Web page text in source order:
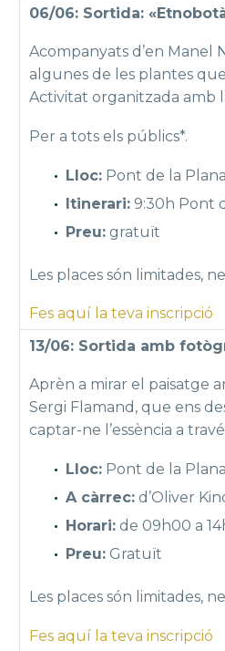
06/06: Sortida:
Acompanyats d’en
algunes de les plantes
Activitat organitzada amb
Per a tots els públics*.
Lloc: Pont de la Plana
Itinerari: 9:30h Pont
Preu: gratuït
Les places són limitades,
Fes aquí la teva inscripció
13/06: Sortida amb
Aprèn a mirar el paisatge
Sergi Flamand, que ens
captar-ne l’essència a
Lloc: Pont de la Plana
A càrrec: d’Oliver
Horari: de 09h00 a
Preu: Gratuït
Les places són limitades,
Fes aquí la teva inscripció